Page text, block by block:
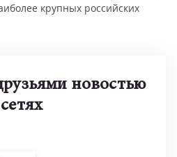
крупных российских
новостью